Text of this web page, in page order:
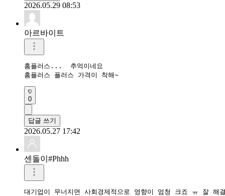
2026.05.29 08:53
아르바이트
홈플러스...  추억이네요
홈플러스 플러스 가격이 착해~
0
답글 쓰기
2026.05.27 17:42
센돌이#Phhh
대기업이 무너지면 사회경제적으로 영향이 엄청 크죠 ㅠ 잘 해